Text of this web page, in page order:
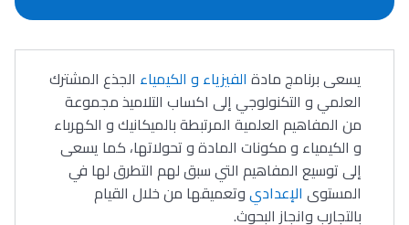
يسعى برنامج مادة الفيزياء و الكيمياء الجذع المشترك
العلمي و التكنولوجي إلى اكساب التلاميذ مجموعة
من المفاهيم العلمية المرتبطة بالميكانيك و الكهرباء
و الكيمياء و مكونات المادة و تحولاتها، كما يسعى
إلى توسيع المفاهيم التي سبق لهم التطرق لها في
المستوى الإعداديوتعميقها من خلال القيام
بالتجارب وانجاز البحوث.